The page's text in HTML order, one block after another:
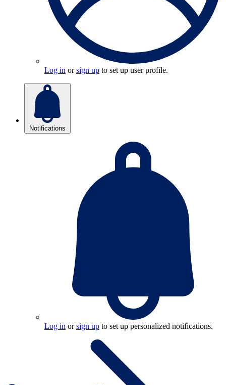
Log in orsign up to set up user profile.
Notifications
Log in orsign up to set up personalized notifications.